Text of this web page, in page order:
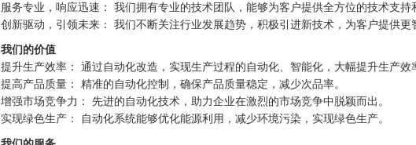
服务专业，响应迅速： 我们拥有专业的技术团队，能够为客户提供全方位的技术支持
创新驱动，引领未来： 我们不断关注行业发展趋势，积极引进新技术，为客户提供更
我们的价值
提升生产效率： 通过自动化改造，实现生产过程的自动化、智能化，大幅提升生产效
提高产品质量： 精准的自动化控制，确保产品质量稳定，减少次品率。
增强市场竞争力： 先进的自动化技术，助力企业在激烈的市场竞争中脱颖而出。
实现绿色生产： 自动化系统能够优化能源利用，减少环境污染，实现绿色生产。